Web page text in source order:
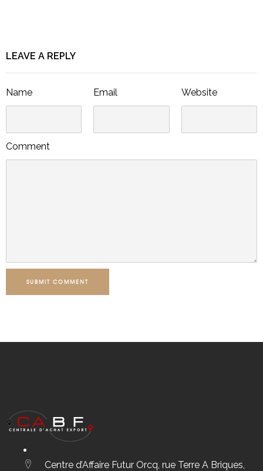
LEAVE A REPLY
Name Email Website
Comment
SUBMIT COMMENT
Centre d’Affaire Futur Orcq, rue Terre A Briques,